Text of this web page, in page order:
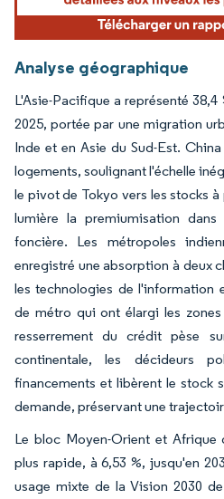
Analyse géographique
L'Asie-Pacifique a représenté
2025, portée par une migration
Inde et en Asie du Sud-Est.
logements, soulignant l'échelle
le pivot de Tokyo vers les stocks à
lumière la premiumisation
foncière. Les métropoles
enregistré une absorption à deux
les technologies de l'information
de métro qui ont élargi les
resserrement du crédit pèse
continentale, les décideurs
financements et libèrent le stock
demande, préservant une
Le bloc Moyen-Orient et
plus rapide, à 6,53 %, jusqu'en
usage mixte de la Vision 2030